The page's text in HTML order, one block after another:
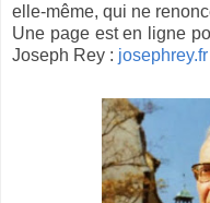
elle-même, qui ne
Une page est en ligne
Joseph Rey : josephrey.fr